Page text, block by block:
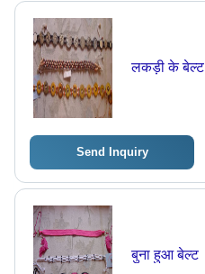
लकड़ी के बेल्ट
Send Inquiry
बुना हुआ बेल्ट